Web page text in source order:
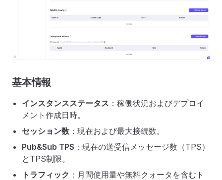
基本情報
インスタンスステータス ：稼働状況およびデプロイ
メント作成日時。
セッション数 ：現在および最大接続数。
Pub&Sub TPS ：現在の送受信メッセージ数（TPS）
とTPS制限。
トラフィック ：月間使用量や無料クォータを含むト